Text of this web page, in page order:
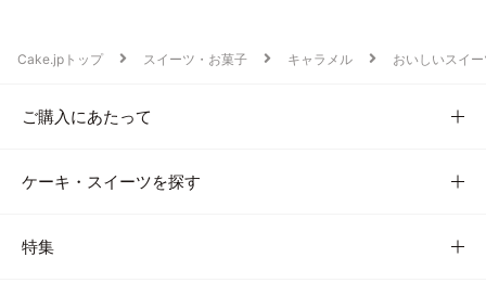
Cake.jpトップ スイーツ・お菓子 キャラメル おいしいスイ
ご購入にあたって
ケーキ・スイーツを探す
特集